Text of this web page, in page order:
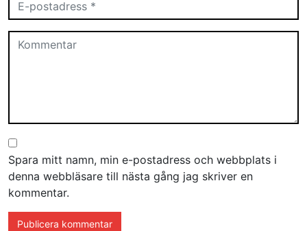
Spara mitt namn, min e-postadress och webbplats i
denna webbläsare till nästa gång jag skriver en
kommentar.